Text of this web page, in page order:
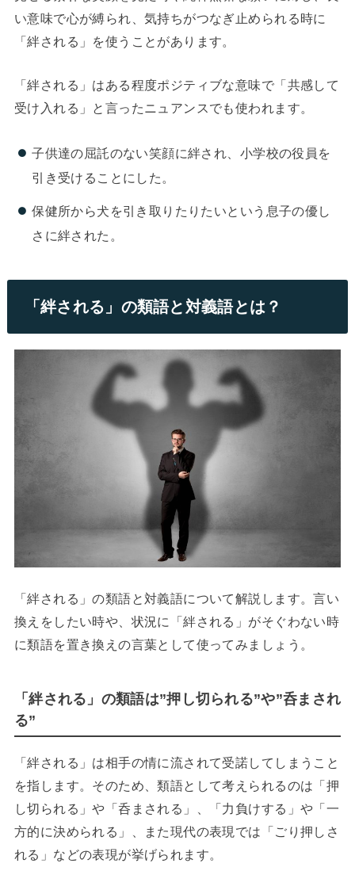
い意味で心が縛られ、気持ちがつなぎ止められる時に
「絆される」を使うことがあります。
「絆される」はある程度ポジティブな意味で「共感して
受け入れる」と言ったニュアンスでも使われます。
子供達の屈託のない笑顔に絆され、小学校の役員を
引き受けることにした。
保健所から犬を引き取りたりたいという息子の優し
さに絆された。
「絆される」の類語と対義語とは？
「絆される」の類語と対義語について解説します。言い
換えをしたい時や、状況に「絆される」がそぐわない時
に類語を置き換えの言葉として使ってみましょう。
「絆される」の類語は”押し切られる”や”呑まされ
る”
「絆される」は相手の情に流されて受諾してしまうこと
を指します。そのため、類語として考えられるのは「押
し切られる」や「呑まされる」、「力負けする」や「一
方的に決められる」、また現代の表現では「ごり押しさ
れる」などの表現が挙げられます。